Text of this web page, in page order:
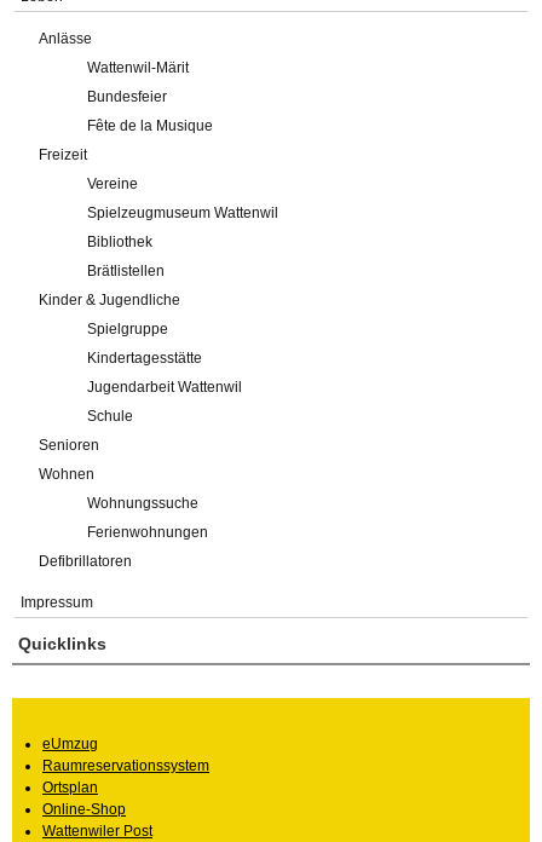
Anlässe
Wattenwil-Märit
Bundesfeier
Fête de la Musique
Freizeit
Vereine
Spielzeugmuseum Wattenwil
Bibliothek
Brätlistellen
Kinder & Jugendliche
Spielgruppe
Kindertagesstätte
Jugendarbeit Wattenwil
Schule
Senioren
Wohnen
Wohnungssuche
Ferienwohnungen
Defibrillatoren
Impressum
Quicklinks
eUmzug
Raumreservationssystem
Ortsplan
Online-Shop
Wattenwiler Post